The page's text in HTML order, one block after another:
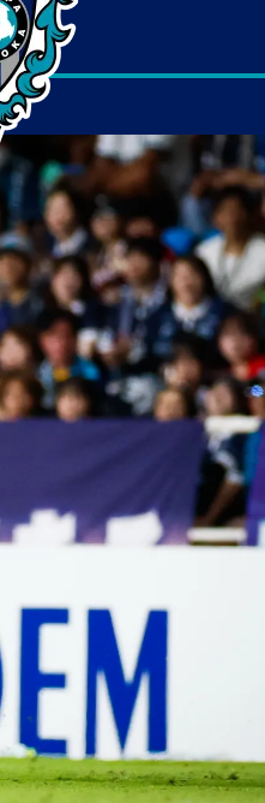
3
広島 3
鹿島
3
Ｇ大阪
柏 3